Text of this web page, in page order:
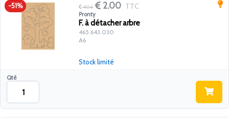
-51% 4.06 2.00 TTC
Pronty
F. à détacher arbre
465.643.030
A6
Qté
Stock limité